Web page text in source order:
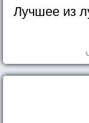
Лучшее из